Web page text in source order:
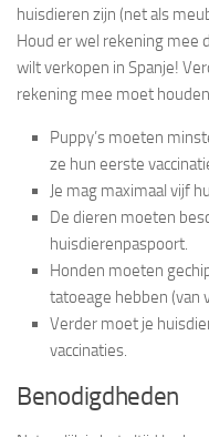
huisdieren zijn (net als
Houd er wel rekening mee
wilt verkopen in Spanje!
rekening mee moet
Puppy’s moeten
ze hun eerste
Je mag maximaal vijf
De dieren moeten
huisdierenpaspoort.
Honden moeten
tatoeage hebben (van
Verder moet je
vaccinaties.
Benodigdheden